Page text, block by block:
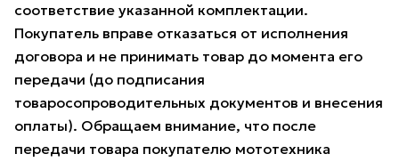
соответствие указанной комплектации.
Покупатель вправе отказаться от исполнения
договора и не принимать товар до момента его
передачи (до подписания
товаросопроводительных документов и внесения
оплаты). Обращаем внимание, что после
передачи товара покупателю мототехника